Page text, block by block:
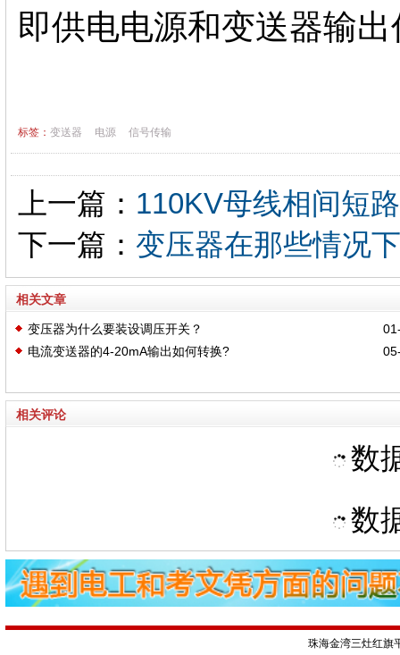
即供电电源和变送器输
标签： 变送器 电源 信号传输
上一篇： 110KV母线相间短
下一篇： 变压器在那些情况
相关文章
变压器为什么要装设调压开关？
电流变送器的4-20mA输出如何转换?
相关评论
数
数
珠海金湾三灶红旗